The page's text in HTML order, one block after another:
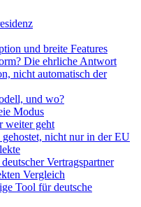
und breite Features
Die ehrliche Antwort
nicht automatisch der
und wo?
Modus
weiter geht
nicht nur in der EU
Vertragspartner
Vergleich
Tool für deutsche